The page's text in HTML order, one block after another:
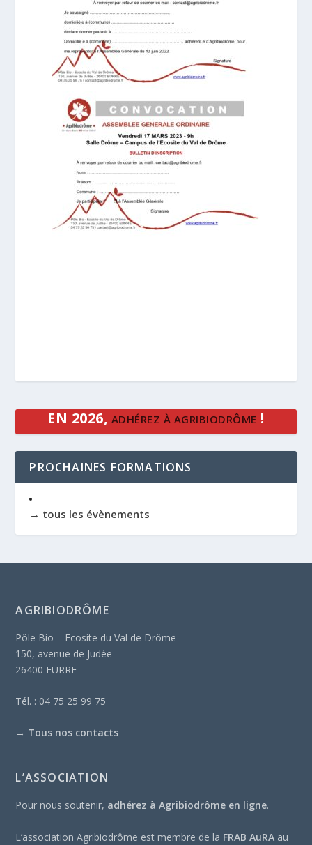
EN 2026, ADHÉREZ À AGRIBIODRÔME !
PROCHAINES FORMATIONS
→ tous les évènements
AGRIBIODRÔME
Pôle Bio – Ecosite du Val de Drôme
150, avenue de Judée
26400 EURRE
Tél. : 04 75 25 99 75
→ Tous nos contacts
L’ASSOCIATION
Pour nous soutenir, adhérez à Agribiodrôme en ligne.
L’association Agribiodrôme est membre de la FRAB AuRA au